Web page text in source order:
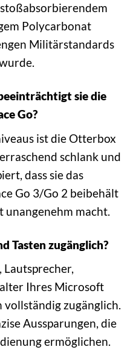
Polycarbonat
Militärstandards
sie die
Go?
ist die Otterbox
schlank und
dass sie das
Go 3/Go 2 beibehält
unangenehm macht.
Tasten zugänglich?
Lautsprecher,
Ihres Microsoft
vollständig zugänglich.
Aussparungen, die
ermöglichen.